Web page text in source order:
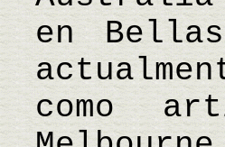
en
como